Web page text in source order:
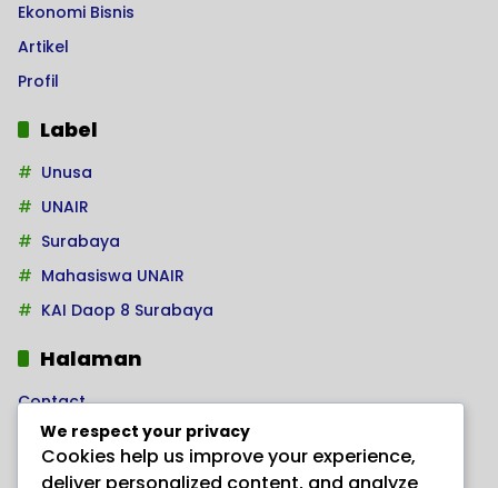
Ekonomi Bisnis
Artikel
Profil
Label
Unusa
UNAIR
Surabaya
Mahasiswa UNAIR
KAI Daop 8 Surabaya
Halaman
Contact
Home
Kode Etik Jurnalistik
We respect your privacy
Cookies help us improve your experience,
deliver personalized content, and analyze